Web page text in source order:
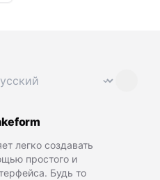
⌄
легко создавать
простого и
Будь то